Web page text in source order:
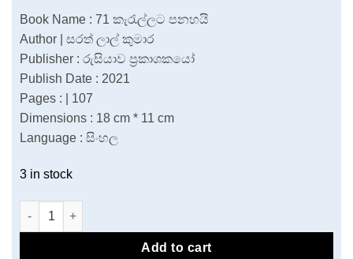
Rs.380.00.
is:
Rs.342.00.
Book Name : 71 කැරැල්ලට පනහයි
Author | සරත් ලාල් කුමාර
Publisher : රුසියාව ප්‍රකාශකයෝ
Publish Date : 2021
Pages : | 107
Dimensions : 18 cm * 11 cm
Language : සිංහල
3 in stock
71 කැරැල්ලට පනහයි quantity
Add to cart